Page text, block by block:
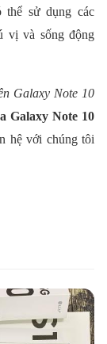
thể sử dụng các
vị và sống động
Galaxy Note 10
Galaxy Note 10
hệ với chúng tôi